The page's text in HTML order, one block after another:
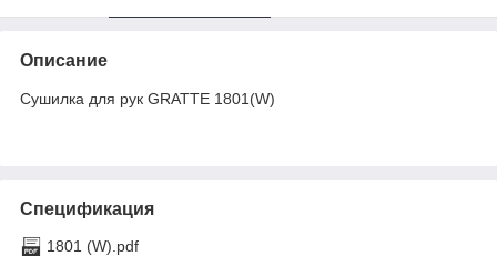
Описание
Сушилка для рук GRATTE 1801(W)
Спецификация
1801 (W).pdf